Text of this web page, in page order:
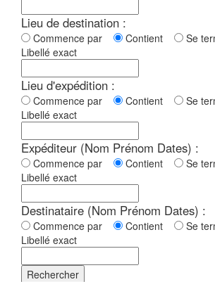
Lieu de destination :
Commence par Contient
Se
Libellé exact
Lieu d'expédition :
Commence par Contient
Se
Libellé exact
Expéditeur (Nom Prénom Dates) :
Commence par Contient
Se
Libellé exact
Destinataire (Nom Prénom Dates) :
Commence par Contient
Se
Libellé exact
Rechercher